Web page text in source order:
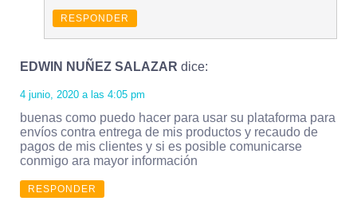
RESPONDER
EDWIN NUÑEZ SALAZAR dice:
4 junio, 2020 a las 4:05 pm
buenas como puedo hacer para usar su plataforma para
envíos contra entrega de mis productos y recaudo de
pagos de mis clientes y si es posible comunicarse
conmigo ara mayor información
RESPONDER